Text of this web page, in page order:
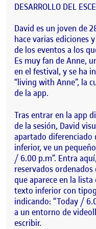
DESARROLLO DEL
David es un joven de
hace varias ediciones
de los eventos a los
Es muy fan de Anne,
en el festival, y se ha
“living with Anne”, la
de la app.
Tras entrar en la app
de la sesión, David
apartado diferenciado
inferior, ve un
/ 6.00 p.m”. Entra
reservados
que aparece en la
texto inferior con
indicando: “Today /
a un entorno de
escribir.